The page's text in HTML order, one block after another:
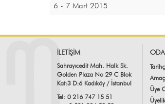
6 - 7 Mart 2015
İLETİŞİM
Sahrayıcedit Mah. Halk Sk.
Golden Plaza No 29 C Blok
Kat:3 D:6 Kadıköy / İstanbul
Tel: 0 216 747 15 51
Üye